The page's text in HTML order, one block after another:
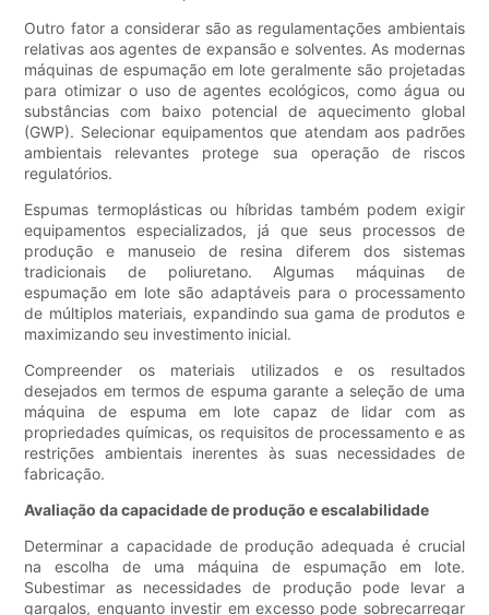
Outro fator a considerar são as regulamentações ambientais
relativas aos agentes de expansão e solventes. As modernas
máquinas de espumação em lote geralmente são projetadas
para otimizar o uso de agentes ecológicos, como água ou
substâncias com baixo potencial de aquecimento global
(GWP). Selecionar equipamentos que atendam aos padrões
ambientais relevantes protege sua operação de riscos
regulatórios.
Espumas termoplásticas ou híbridas também podem exigir
equipamentos especializados, já que seus processos de
produção e manuseio de resina diferem dos sistemas
tradicionais de poliuretano. Algumas máquinas de
espumação em lote são adaptáveis ​​para o processamento
de múltiplos materiais, expandindo sua gama de produtos e
maximizando seu investimento inicial.
Compreender os materiais utilizados e os resultados
desejados em termos de espuma garante a seleção de uma
máquina de espuma em lote capaz de lidar com as
propriedades químicas, os requisitos de processamento e as
restrições ambientais inerentes às suas necessidades de
fabricação.
Avaliação da capacidade de produção e escalabilidade
Determinar a capacidade de produção adequada é crucial
na escolha de uma máquina de espumação em lote.
Subestimar as necessidades de produção pode levar a
gargalos, enquanto investir em excesso pode sobrecarregar